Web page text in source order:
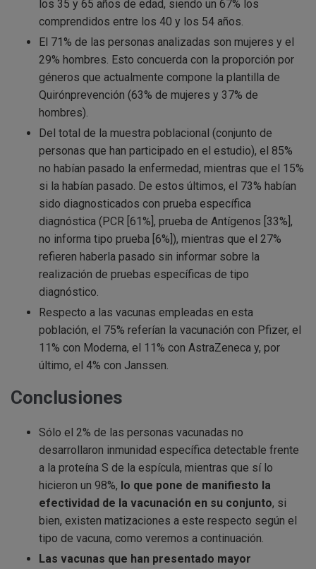
los 35 y 65 años de edad, siendo un 67% los
comprendidos entre los 40 y los 54 años.
El 71% de las personas analizadas son mujeres y el
29% hombres. Esto concuerda con la proporción por
géneros que actualmente compone la plantilla de
Quirónprevención (63% de mujeres y 37% de
hombres).
Del total de la muestra poblacional (conjunto de
personas que han participado en el estudio), el 85%
no habían pasado la enfermedad, mientras que el 15%
si la habían pasado. De estos últimos, el 73% habían
sido diagnosticados con prueba específica
diagnóstica (PCR [61%], prueba de Antígenos [33%],
no informa tipo prueba [6%]), mientras que el 27%
refieren haberla pasado sin informar sobre la
realización de pruebas específicas de tipo
diagnóstico.
Respecto a las vacunas empleadas en esta
población, el 75% referían la vacunación con Pfizer, el
11% con Moderna, el 11% con AstraZeneca y, por
último, el 4% con Janssen.
Conclusiones
Sólo el 2% de las personas vacunadas no
desarrollaron inmunidad específica detectable frente
a la proteína S de la espícula, mientras que sí lo
hicieron un 98%, lo que pone de manifiesto la
efectividad de la vacunación en su conjunto, si
bien, existen matizaciones a este respecto según el
tipo de vacuna, como veremos a continuación.
Las vacunas que han presentado mayor